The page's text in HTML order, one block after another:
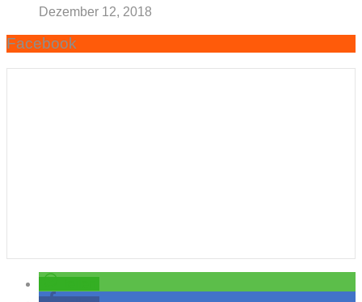
Dezember 12, 2018
Facebook